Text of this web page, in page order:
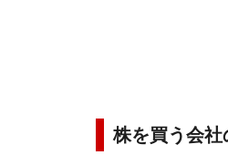
株を買う会社